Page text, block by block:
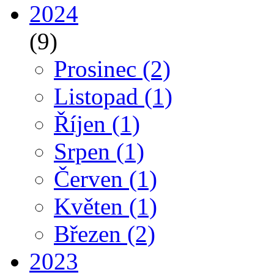
2024
(9)
Prosinec (2)
Listopad (1)
Říjen (1)
Srpen (1)
Červen (1)
Květen (1)
Březen (2)
2023